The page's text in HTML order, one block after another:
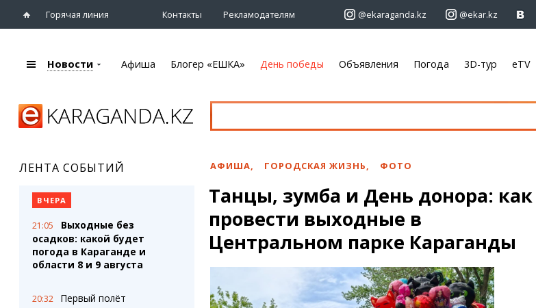
Горячая линия Контакты Рекламодателям @ekaraganda.kz @ekar.kz
Караганды
eTV
Рассылка новостей
Персоны
Интервью
Афиша
Театры
Спорт
Выставки
Цирк и зоопарк
Объявления
Автомобили
Услуги
Электроника
Мебель
Лента блогера
Web-камеры
Погода
Караганда
Новости Афиша Блогер «ЕШКА» День победы Объявления Погода 3D-тур eTV
ЛЕНТА СОБЫТИЙ
ВЧЕРА
21:05
Выходные без
осадков: какой будет
погода в Караганде и
области 8 и 9 августа
20:32
Первый полёт
АФИША, ГОРОДСКАЯ ЖИЗНЬ, ФОТО
Танцы, зумба и День донора: как
провести выходные в
Центральном парке Караганды